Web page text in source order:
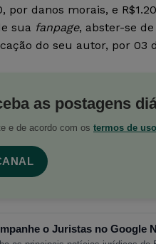
por danos morais, e
sua fanpage, abster-se
do seu autor, por 03
as postagens
e de acordo com os termos de uso
o Juristas no Google